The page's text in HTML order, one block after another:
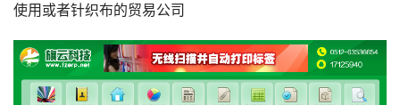
使用或者针织布的贸易公司